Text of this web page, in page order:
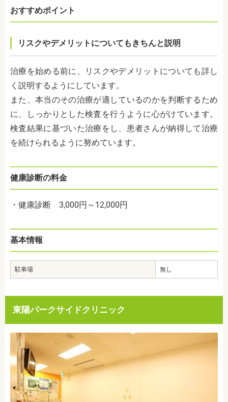
おすすめポイント
リスクやデメリットについてもきちんと説明
治療を始める前に、リスクやデメリットについても詳し
く説明するようにしています。
また、本当のその治療が適しているのかを判断するため
に、しっかりとした検査を行うように心がけています。
検査結果に基づいた治療をし、患者さんが納得して治療
を続けられるように努めています。
健康診断の料金
・健康診断 3,000円～12,000円
基本情報
駐車場 無し
東陽パークサイドクリニック